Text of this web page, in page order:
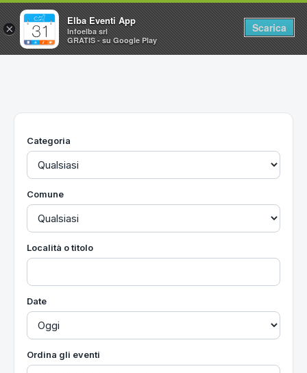
Home
Utilità
Categoria
Comune
Località o titolo
Date
Ordina gli eventi
×
Elba Eventi App
Infoelba srl
GRATIS - su Google Play
Scarica